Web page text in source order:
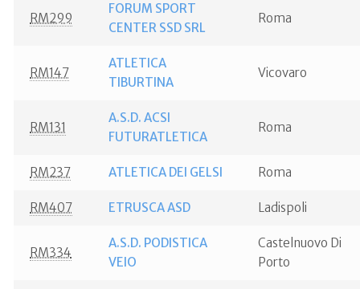
RM299
FORUM SPORT
CENTER SSD SRL
Roma
RM147
ATLETICA
TIBURTINA
Vicovaro
RM131
A.S.D. ACSI
FUTURATLETICA
Roma
RM237 ATLETICA DEI GELSI Roma
RM407 ETRUSCA ASD Ladispoli
RM334
A.S.D. PODISTICA
VEIO
Castelnuovo Di
Porto